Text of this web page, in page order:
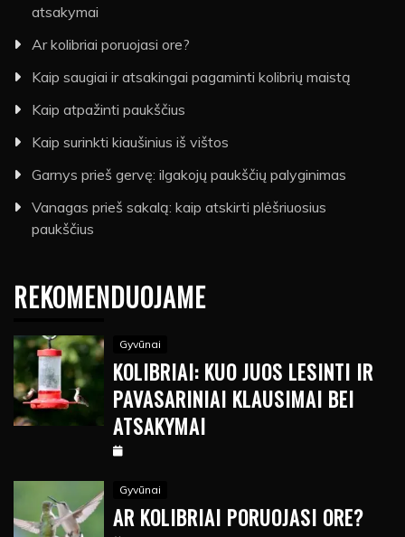
atsakymai
Ar kolibriai poruojasi ore?
Kaip saugiai ir atsakingai pagaminti kolibrių maistą
Kaip atpažinti paukščius
Kaip surinkti kiaušinius iš vištos
Garnys prieš gervę: ilgakojų paukščių palyginimas
Vanagas prieš sakalą: kaip atskirti plėšriuosius
paukščius
REKOMENDUOJAME
Gyvūnai
KOLIBRIAI: KUO JUOS LESINTI IR
PAVASARINIAI KLAUSIMAI BEI
ATSAKYMAI
Gyvūnai
AR KOLIBRIAI PORUOJASI ORE?